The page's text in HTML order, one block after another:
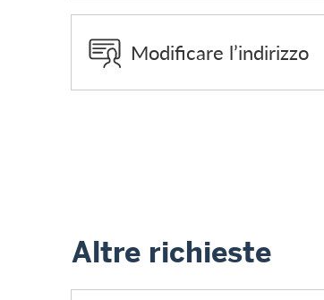
Modificare l’indirizzo
Altre richieste